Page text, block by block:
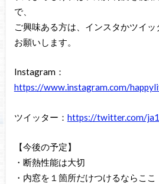
で、
ご興味ある方は、インスタかツイ
お願いします。
Instagram：
https://www.instagram.com/
ツイッター： https://twitter.com/
【今後の予定】
・断熱性能は大切
・内窓を１箇所だけつけるならここ